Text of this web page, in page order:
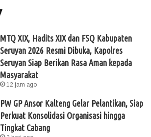
MTQ XIX, Hadits XIX dan FSQ Kabupaten
Seruyan 2026 Resmi Dibuka, Kapolres
Seruyan Siap Berikan Rasa Aman kepada
Masyarakat
12 jam ago
PW GP Ansor Kalteng Gelar Pelantikan, Siap
Perkuat Konsolidasi Organisasi hingga
Tingkat Cabang